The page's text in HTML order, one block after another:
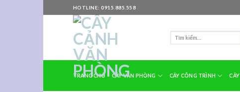
to
HOTLINE: 0915.885.558
TRANG CHỦ CÂY VĂN PHÒNG CÂY CÔNG TRÌNH